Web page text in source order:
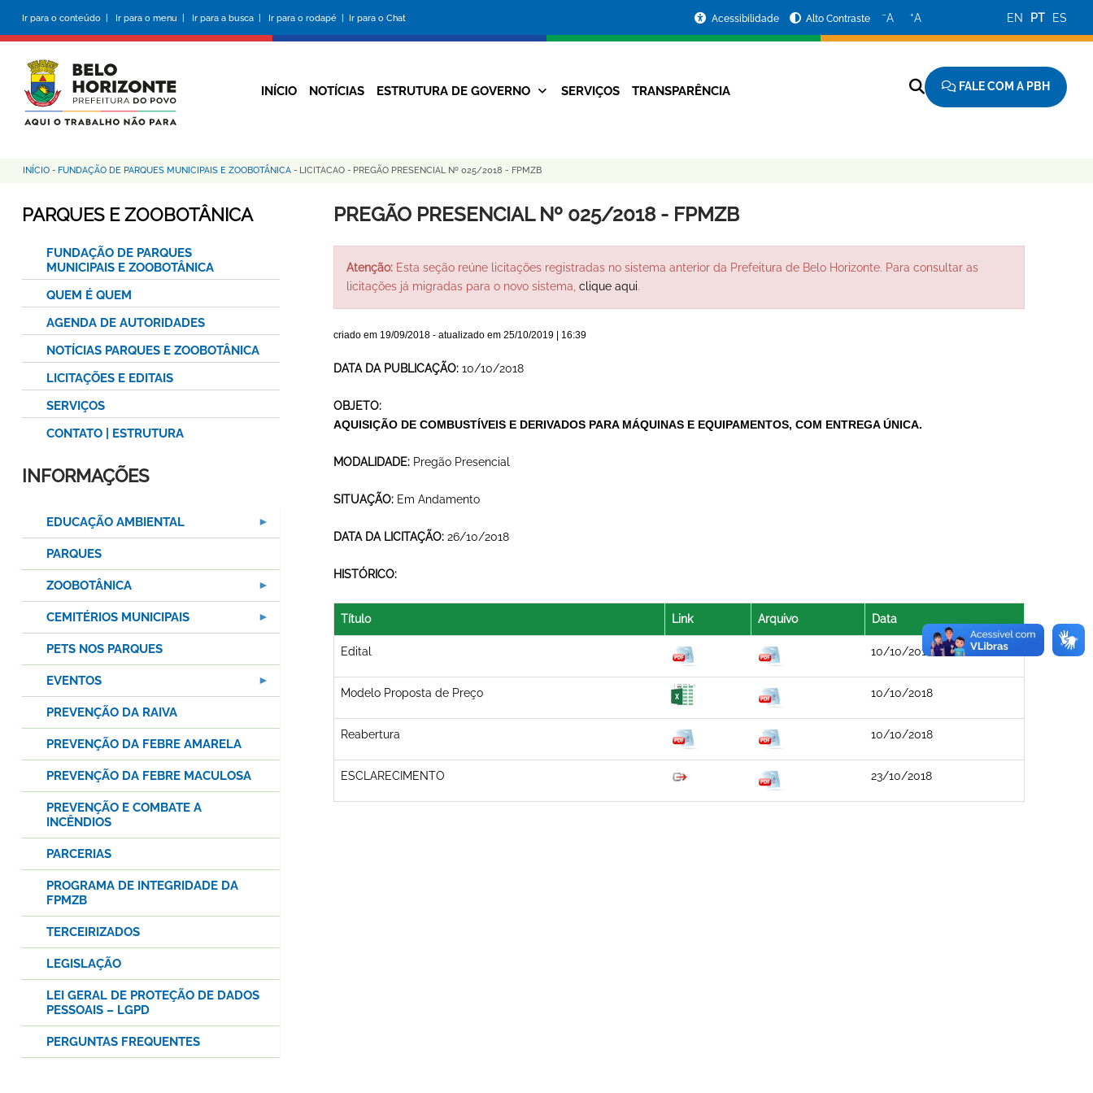
conteúdo
principal
Ir para o conteúdo | Ir para o menu | Ir para a busca | Ir para o rodapé | Ir para o Chat
da
Prefeitura
Acessibilidade Alto Contraste −A +A EN PT ES
Navegação
INÍCIO NOTÍCIAS ESTRUTURA DE GOVERNO SERVIÇOS TRANSPARÊNCIA FALE COM A PBH
Trilha
de
INÍCIO - FUNDAÇÃO DE PARQUES MUNICIPAIS E ZOOBOTÂNICA - LICITACAO - PREGÃO PRESENCIAL Nº 025/2018 - FPMZB
PREGÃO PRESENCIAL Nº 025/2018 - FPMZB
Atenção:Esta seção reúne licitações registradas no sistema anterior da Prefeitura de Belo Horizonte. Para consultar as
licitações já migradas para o novo sistema, clique aqui.
criado em 19/09/2018- atualizado em 25/10/2019 | 16:39
DATA DA PUBLICAÇÃO: 10/10/2018
OBJETO:
AQUISIÇÃO DE COMBUSTÍVEIS E DERIVADOS PARA MÁQUINAS E EQUIPAMENTOS, COM ENTREGA ÚNICA.
MODALIDADE: Pregão Presencial
SITUAÇÃO: Em Andamento
DATA DA LICITAÇÃO: 26/10/2018
HISTÓRICO:
Título Link Arquivo Data
Edital 10/10/2018
Modelo Proposta de Preço 10/10/2018
Reabertura 10/10/2018
ESCLARECIMENTO 23/10/2018
PARQUES E ZOOBOTÂNICA
FUNDAÇÃO DE PARQUES
MUNICIPAIS E ZOOBOTÂNICA
QUEM É QUEM
AGENDA DE AUTORIDADES
NOTÍCIAS PARQUES E ZOOBOTÂNICA
LICITAÇÕES E EDITAIS
SERVIÇOS
CONTATO | ESTRUTURA
INFORMAÇÕES
EDUCAÇÃO AMBIENTAL
PARQUES
ZOOBOTÂNICA
CEMITÉRIOS MUNICIPAIS
PETS NOS PARQUES
EVENTOS
PREVENÇÃO DA RAIVA
PREVENÇÃO DA FEBRE AMARELA
PREVENÇÃO DA FEBRE MACULOSA
PREVENÇÃO E COMBATE A
INCÊNDIOS
PARCERIAS
PROGRAMA DE INTEGRIDADE DA
FPMZB
TERCEIRIZADOS
LEGISLAÇÃO
LEI GERAL DE PROTEÇÃO DE DADOS
PESSOAIS – LGPD
PERGUNTAS FREQUENTES